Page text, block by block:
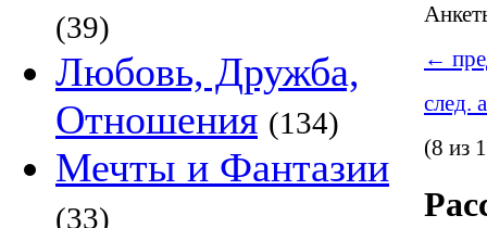
(39)
Любовь, Дружба,
Отношения (134)
Мечты и Фантазии
(33)
←
след.
(8 из